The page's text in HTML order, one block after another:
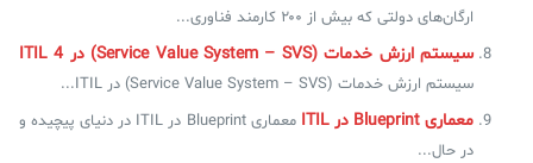
ارگان‌های دولتی که بیش از ۲۰۰ کارمند فناوری...
سیستم ارزش خدمات (Service Value System – SVS) در ITIL 4
سیستم ارزش خدمات (Service Value System – SVS) در ITIL...
معماری Blueprint در ITIL
معماری Blueprint در ITIL در دنیای پیچیده و
در حال...